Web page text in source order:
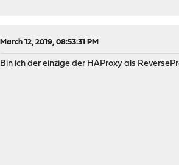
March 12, 2019, 08:53:31 PM
Bin ich der einzige der HAProxy als